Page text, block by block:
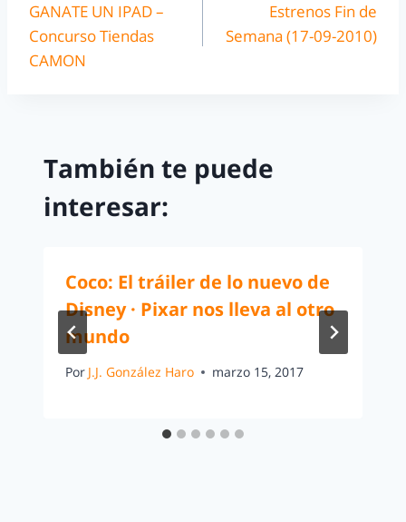
GANATE UN IPAD –
Concurso Tiendas
CAMON
Estrenos Fin de
Semana (17-09-2010)
También te puede
interesar:
Coco: El tráiler de lo nuevo de
Disney · Pixar nos lleva al otro
mundo
Por J.J. González Haro marzo 15, 2017